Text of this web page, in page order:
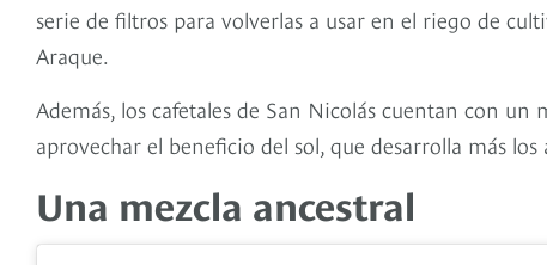
serie de filtros para volverlas a usar en el riego de
Araque.
Además, los cafetales de San Nicolás cuentan con
aprovechar el beneficio del sol, que desarrolla más
Una mezcla ancestral